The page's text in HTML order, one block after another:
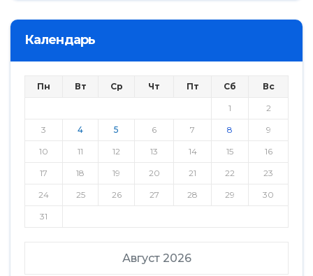
Календарь
Август 2026
Пн Вт Ср Чт Пт Сб Вс
1 2
3 4 5 6 7 8 9
10 11 12 13 14 15 16
17 18 19 20 21 22 23
24 25 26 27 28 29 30
31